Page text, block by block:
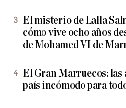
El misterio de Lalla
cómo vive ocho años
de Mohamed VI de
El Gran Marruecos: las
país incómodo para